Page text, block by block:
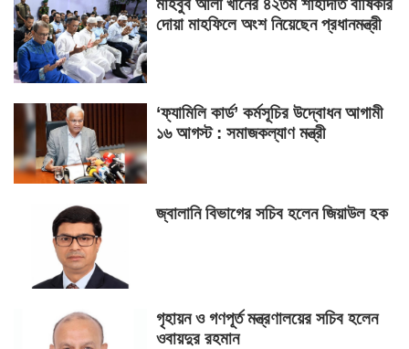
মাহবুব আলী খানের ৪২তম শাহাদাত বার্ষিকীর
দোয়া মাহফিলে অংশ নিয়েছেন প্রধানমন্ত্রী
‘ফ্যামিলি কার্ড’ কর্মসূচির উদ্বোধন আগামী
১৬ আগস্ট : সমাজকল্যাণ মন্ত্রী
জ্বালানি বিভাগের সচিব হলেন জিয়াউল হক
গৃহায়ন ও গণপূর্ত মন্ত্রণালয়ের সচিব হলেন
ওবায়দুর রহমান